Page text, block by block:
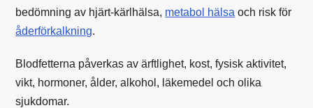
bedömning av hjärt-kärlhälsa, metabol hälsa och risk för
åderförkalkning.
Blodfetterna påverkas av ärftlighet, kost, fysisk aktivitet,
vikt, hormoner, ålder, alkohol, läkemedel och olika
sjukdomar.